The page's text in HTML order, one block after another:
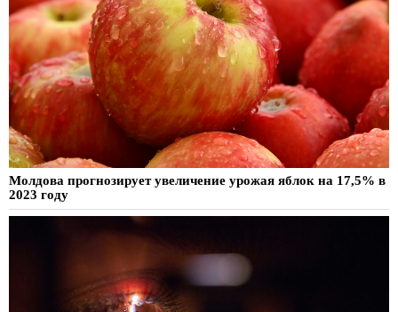
Молдова прогнозирует увеличение урожая яблок на 17,5% в
2023 году